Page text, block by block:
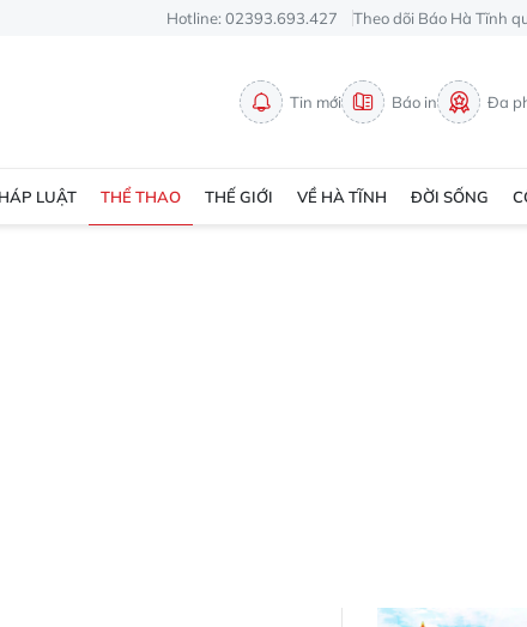
Hotline: 02393.693.427 Theo dõi Báo Hà Tĩnh
Tin mới Báo in Đa
LUẬT THỂ THAO THẾ GIỚI VỀ HÀ TĨNH ĐỜI SỐNG